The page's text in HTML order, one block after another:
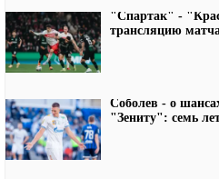
"Спартак" -
трансляцию
Соболев - о
"Зениту": семь